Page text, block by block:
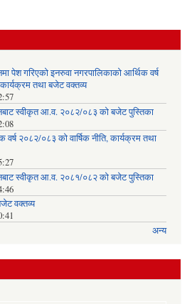
पेश गरिएको इनरुवा नगरपालिकाको आर्थिक वर्ष
तथा बजेट वक्तव्य
स्वीकृत आ.व. २०८२/०८३ को बजेट पुस्तिका
२०८२/०८३ को वार्षिक नीति, कार्यक्रम तथा
स्वीकृत आ.व. २०८१/०८२ को बजेट पुस्तिका
वक्तव्य
अन्य